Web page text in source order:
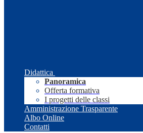
Didattica
Panoramica
Offerta formativa
I progetti delle classi
Amministrazione Trasparente
Albo Online
Contatti